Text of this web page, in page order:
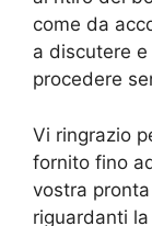
come da
a discutere
procedere
Vi ringrazio
fornito fino
vostra
riguardanti